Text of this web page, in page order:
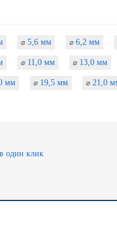
⌀5,6 мм ⌀6,2 мм
⌀11,0 мм ⌀13,0 мм
мм ⌀19,5 мм ⌀21,0
один клик